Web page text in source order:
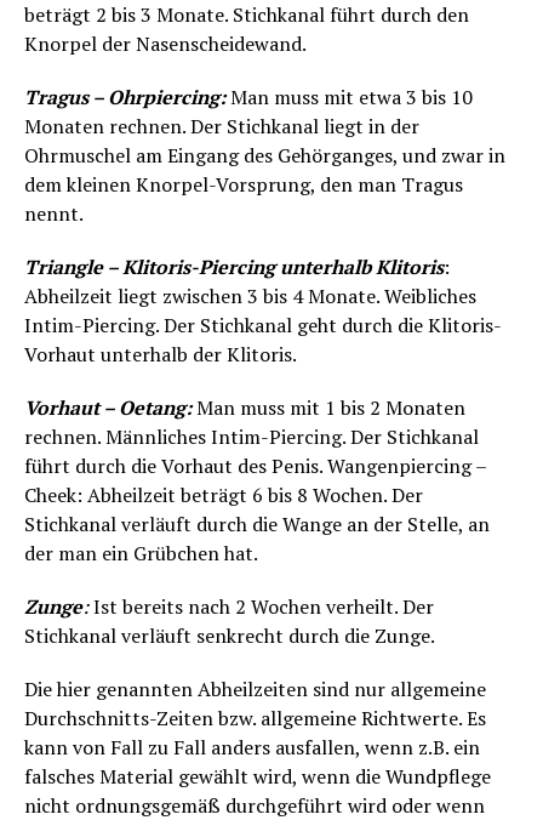
beträgt 2 bis 3 Monate. Stichkanal führt durch den
Knorpel der Nasenscheidewand.
Tragus – Ohrpiercing:Man muss mit etwa 3 bis 10
Monaten rechnen. Der Stichkanal liegt in der
Ohrmuschel am Eingang des Gehörganges, und zwar in
dem kleinen Knorpel-Vorsprung, den man Tragus
nennt.
Triangle – Klitoris-Piercing unterhalb Klitoris:
Abheilzeit liegt zwischen 3 bis 4 Monate. Weibliches
Intim-Piercing. Der Stichkanal geht durch die Klitoris-
Vorhaut unterhalb der Klitoris.
Vorhaut – Oetang:Man muss mit 1 bis 2 Monaten
rechnen. Männliches Intim-Piercing. Der Stichkanal
führt durch die Vorhaut des Penis. Wangenpiercing –
Cheek: Abheilzeit beträgt 6 bis 8 Wochen. Der
Stichkanal verläuft durch die Wange an der Stelle, an
der man ein Grübchen hat.
Zunge:Ist bereits nach 2 Wochen verheilt. Der
Stichkanal verläuft senkrecht durch die Zunge.
Die hier genannten Abheilzeiten sind nur allgemeine
Durchschnitts-Zeiten bzw. allgemeine Richtwerte. Es
kann von Fall zu Fall anders ausfallen, wenn z.B. ein
falsches Material gewählt wird, wenn die Wundpflege
nicht ordnungsgemäß durchgeführt wird oder wenn